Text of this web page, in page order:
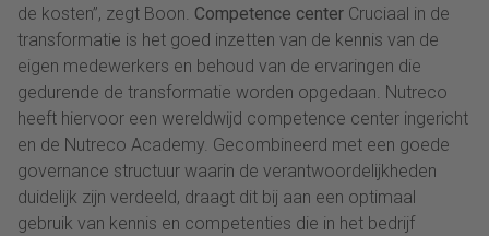
de kosten”, zegt Boon. Competence center Cruciaal in de
transformatie is het goed inzetten van de kennis van de
eigen medewerkers en behoud van de ervaringen die
gedurende de transformatie worden opgedaan. Nutreco
heeft hiervoor een wereldwijd competence center ingericht
en de Nutreco Academy. Gecombineerd met een goede
governance structuur waarin de verantwoordelijkheden
duidelijk zijn verdeeld, draagt dit bij aan een optimaal
gebruik van kennis en competenties die in het bedrijf